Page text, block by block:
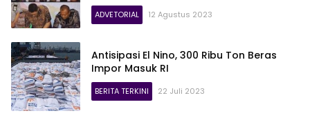
ADVETORIAL 12 Agustus 2023
Antisipasi El Nino, 300 Ribu Ton Beras
Impor Masuk RI
BERITA TERKINI 22 Juli 2023